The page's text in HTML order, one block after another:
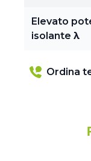
Elevato
isolante λ
Ordina